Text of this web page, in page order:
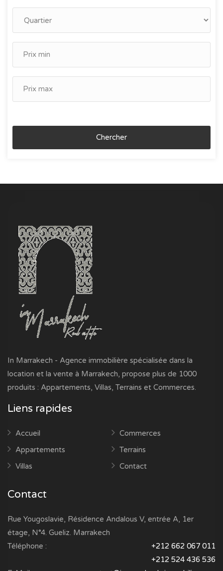
Chercher
In Marrakech - Agence immobilière spécialisée dans la
location et la vente à Marrakech, propose plus de 1000
produits : Appartements, Villas, Terrains et Commerces.
Liens rapides
Accueil
Appartements
Villas
Commerces
Terrains
Contact
Contact
Rue Yougoslavie, Résidence Andalous V, entrée A, 1er
étage, N°4. Gueliz. Marrakech
Téléphone :
+212 662 067 011
+212 524 436 536